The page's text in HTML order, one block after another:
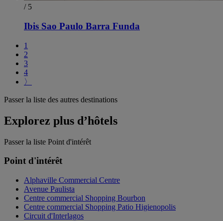
/ 5
Ibis Sao Paulo Barra Funda
1
2
3
4
〉
Passer la liste des autres destinations
Explorez plus d’hôtels
Passer la liste Point d'intérêt
Point d'intérêt
Alphaville Commercial Centre
Avenue Paulista
Centre commercial Shopping Bourbon
Centre commercial Shopping Patio Higienopolis
Circuit d'Interlagos